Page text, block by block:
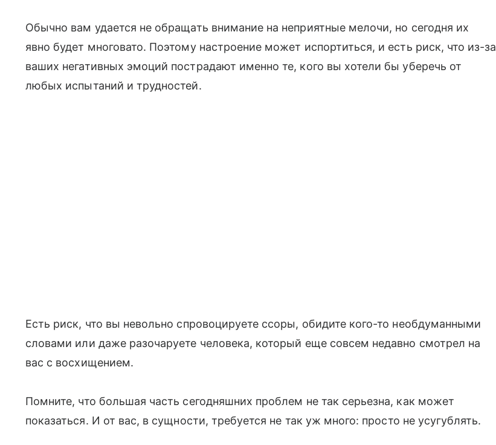
Обычно вам удается не обращать внимание на неприятные мелочи, но сегодня их
явно будет многовато. Поэтому настроение может испортиться, и есть риск, что из-за
ваших негативных эмоций пострадают именно те, кого вы хотели бы уберечь от
любых испытаний и трудностей.
Есть риск, что вы невольно спровоцируете ссоры, обидите кого-то необдуманными
словами или даже разочаруете человека, который еще совсем недавно смотрел на
вас с восхищением.
Помните, что большая часть сегодняшних проблем не так серьезна, как может
показаться. И от вас, в сущности, требуется не так уж много: просто не усугублять.